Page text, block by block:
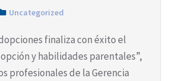
Uncategorized
finaliza con éxito el
y habilidades parentales”,
profesionales de la Gerencia